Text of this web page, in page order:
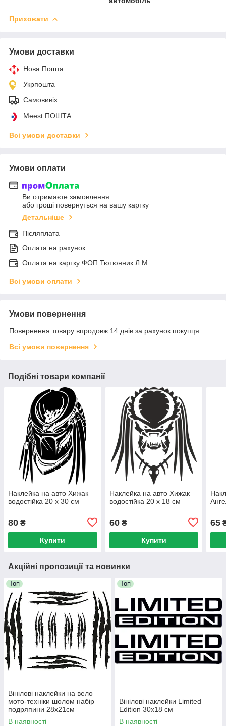
Приховати
Умови доставки
Нова Пошта
Укрпошта
Самовивіз
Meest ПОШТА
Всі умови доставки
Умови оплати
Ви отримаєте замовлення
або гроші повернуться на вашу картку
Детальніше
Післяплата
Оплата на рахунок
Оплата на картку ФОП Тютюнник Л.М
Всі умови оплати
Умови повернення
Повернення товару впродовж 14 днів за рахунок покупця
Всі умови повернення
Подібні товари компанії
Наклейка на авто Хижак
водостійка 20 х 30 см
80 ₴
Купити
Наклейка на авто Хижак
водостійка 20 х 18 см
60₴
Купити
65
Акційні пропозиції та новинки
Топ
Вінілові наклейки на вело
мото-техніки шолом набір
подряпини 28x21см
В наявності
Топ
Вінілові наклейки Limited
Edition 30x18 см
В наявності